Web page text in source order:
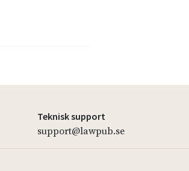
Teknisk support
support@lawpub.se